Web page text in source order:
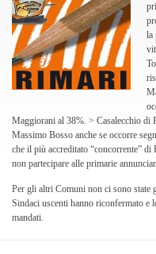
la
Maggiorani al 38%. > Casalecchio di
Massimo Bosso anche se occorre
che il più accreditato “concorrente”
non partecipare alle primarie
Per gli altri Comuni non ci sono state
Sindaci uscenti hanno riconfermato e
mandati.